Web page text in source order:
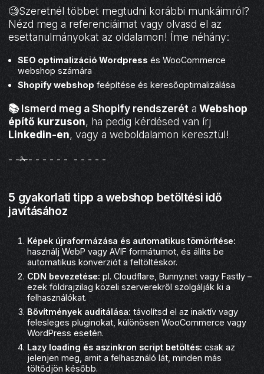
🧐Szeretnél többet megtudni korábbi munkáimról?
Nézd meg a referenciáimat vagy olvasd el az
esettanulmányokat az oldalamon! Íme néhány:
SEO optimalizáció Wordpress és WooCommerce
webshop számára
Shopify webshop feépítése és keresőoptimalizálása
📚 Ismerd meg a Shopify rendszerét a Webshop
építő kurzuson, ha pedig kérdésed van írj
Linkedin-en, vagy a weboldalamon keresztül!
- -✁- - - - - - - - - - -
5 gyakorlati tipp a webshop betöltési idő
javításához
Képek újraformázása és automatikus tömörítése:
használj WebP vagy AVIF formátumot, és állíts be
automatikus konverziót a feltöltéskor.
CDN bevezetése: pl. Cloudflare, Bunny.net vagy Fastly –
ezek földrajzilag közeli szerverekről szolgálják ki a
felhasználókat.
Bővítmények auditálása: távolítsd el az inaktív vagy
felesleges pluginokat, különösen WooCommerce vagy
WordPress esetén.
Lazy loading és aszinkron script betöltés: csak az
jelenjen meg, amit a felhasználó lát, minden más
töltődjön később.